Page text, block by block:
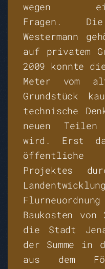
wegen
Fragen.
Westermann
auf privatem
2009 konnte
Meter vom
Grundstück
technische
neuen
wird. Erst
öffentliche
Projektes
Baukosten
die Stadt
der Summe in
aus dem